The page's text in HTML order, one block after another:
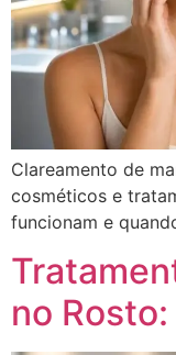
Clareamento de
cosméticos e
funcionam e
no